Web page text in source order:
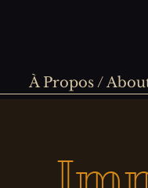
À Propos /